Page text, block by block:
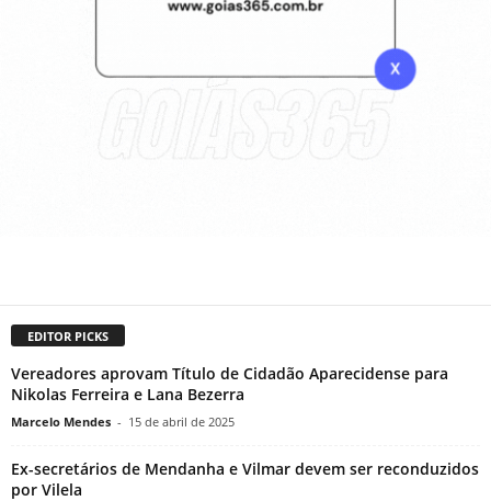
EDITOR PICKS
Vereadores aprovam Título de Cidadão Aparecidense para
Nikolas Ferreira e Lana Bezerra
Marcelo Mendes - 15 de abril de 2025
Ex-secretários de Mendanha e Vilmar devem ser reconduzidos
por Vilela